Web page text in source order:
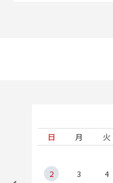
日
月 火
2
3 4